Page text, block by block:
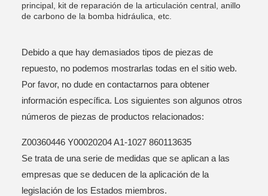
principal, kit de reparación de la articulación central, anillo
de carbono de la bomba hidráulica, etc.
Debido a que hay demasiados tipos de piezas de
repuesto, no podemos mostrarlas todas en el sitio web.
Por favor, no dude en contactarnos para obtener
información específica. Los siguientes son algunos otros
números de piezas de productos relacionados:
Z00360446 Y00020204 A1-1027 860113635
Se trata de una serie de medidas que se aplican a las
empresas que se deducen de la aplicación de la
legislación de los Estados miembros.